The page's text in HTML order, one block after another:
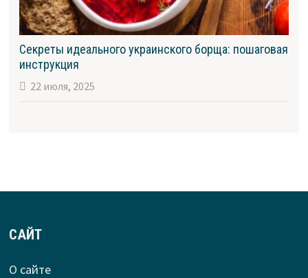
Секреты идеального украинского борща: пошаговая
инструкция
22 июля, 2025
САЙТ
О сайте